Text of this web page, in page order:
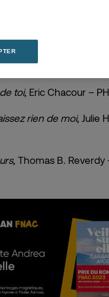
pères, Rachid Benzine
toi, Eric Chacour –
rien de moi, Julie
, Thomas B. Reverdy